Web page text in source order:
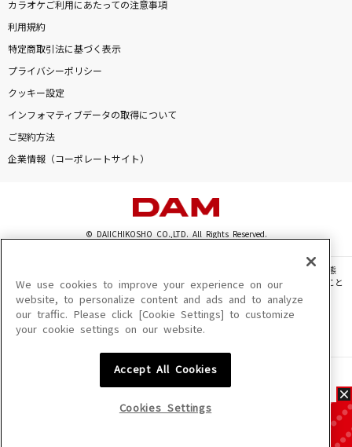
カラオケご利用にあたっての注意事項
利用規約
特定商取引法に基づく表示
プライバシーポリシー
クッキー設定
インフォマティブデータの取得について
ご契約方法
企業情報（コーポレートサイト）
© DAIICHIKOSHO CO.,LTD. All Rights Reserved.
このサイトに掲載されている一切の文章・画像・写真・動画・音声等を、手段や形態
を問わず、著作権法の定める範囲を超えて無断で複製、転載、ファイル化などすること
を禁じます。
楽曲及びコンテンツは、機種によりご利用いただけない場合があります。
楽曲及びコンテンツの配信日、配信内容が変更になる場合があります。
We use cookies to improve your experience on our
website, to personalize content and ads and to analyze
our traffic. Please click [Cookie Settings] to customize
your cookie settings on our website.
Accept All Cookies
Cookies Settings